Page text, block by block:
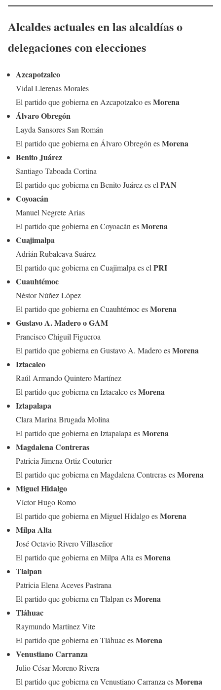
Alcaldes actuales en las alcaldías o
delegaciones con elecciones
Azcapotzalco
Vidal Llerenas Morales
El partido que gobierna en Azcapotzalco esMorena
Álvaro Obregón
Layda Sansores San Román
El partido que gobierna en Álvaro Obregón esMorena
Benito Juárez
Santiago Taboada Cortina
El partido que gobierna en Benito Juárez es elPAN
Coyoacán
Manuel Negrete Arias
El partido que gobierna en Coyoacán esMorena
Cuajimalpa
Adrián Rubalcava Suárez
El partido que gobierna en Cuajimalpa es elPRI
Cuauhtémoc
Néstor Núñez López
El partido que gobierna en Cuauhtémoc esMorena
Gustavo A. Madero o GAM
Francisco Chiguil Figueroa
El partido que gobierna en Gustavo A. Madero esMorena
Iztacalco
Raúl Armando Quintero Martínez
El partido que gobierna en Iztacalco esMorena
Iztapalapa
Clara Marina Brugada Molina
El partido que gobierna en Iztapalapa esMorena
Magdalena Contreras
Patricia Jimena Ortiz Couturier
El partido que gobierna en Magdalena Contreras esMorena
Miguel Hidalgo
Víctor Hugo Romo
El partido que gobierna en Miguel Hidalgo esMorena
Milpa Alta
José Octavio Rivero Villaseñor
El partido que gobierna en Milpa Alta esMorena
Tlalpan
Patricia Elena Aceves Pastrana
El partido que gobierna en Tlalpan esMorena
Tláhuac
Raymundo Martínez Vite
El partido que gobierna en Tláhuac esMorena
Venustiano Carranza
Julio César Moreno Rivera
El partido que gobierna en Venustiano Carranza esMorena